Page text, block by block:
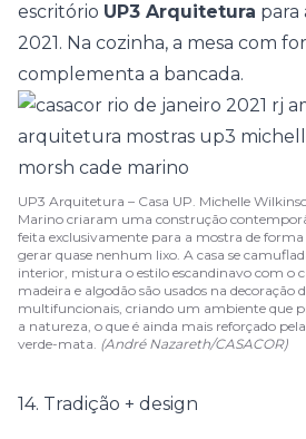
escritório UP3 Arquitetura para
2021. Na cozinha, a mesa com
complementa a bancada.
UP3 Arquitetura – Casa UP. Michelle
Marino criaram uma construção
feita exclusivamente para a mostra de forma
gerar quase nenhum lixo. A casa se
interior, mistura o estilo escandinavo com o
madeira e algodão são usados na decoração
multifuncionais, criando um ambiente que
a natureza, o que é ainda mais reforçado
verde-mata. (André Nazareth/CASACOR)
14. Tradição + design